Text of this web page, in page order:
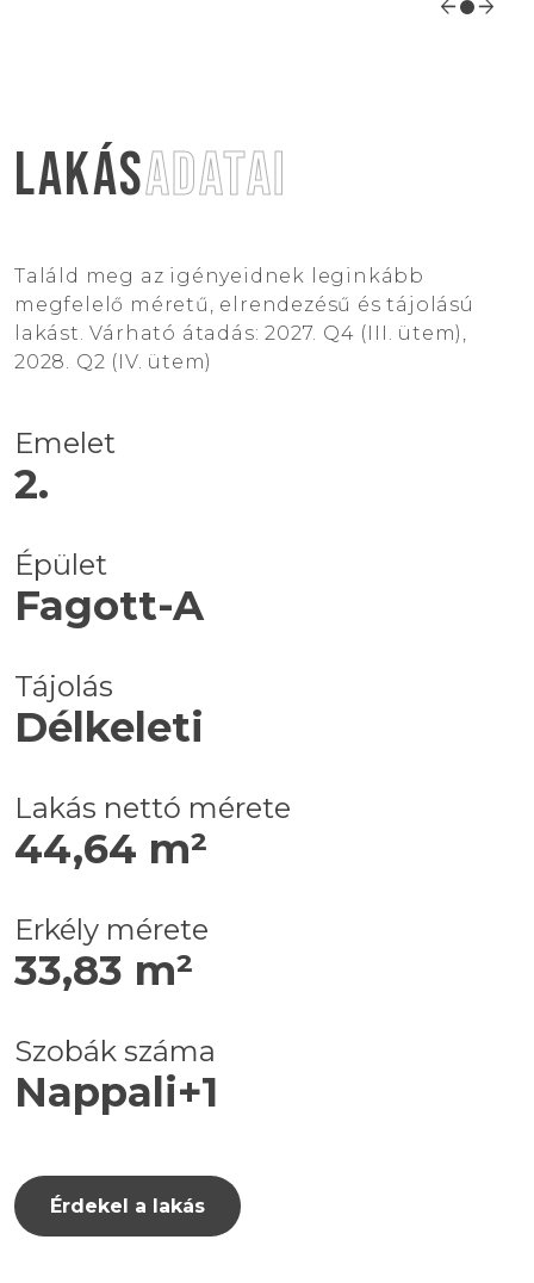
+36 1 203 7876
INFO@SISKIN.HU
arrow_back arrow_forward
LAKÁSADATAI
Találd meg az igényeidnek leginkább
megfelelő méretű, elrendezésű és tájolású
lakást. Várható átadás: 2027. Q4 (III. ütem),
2028. Q2 (IV. ütem)
Emelet
2.
Épület
Fagott-A
Tájolás
Délkeleti
Lakás nettó mérete
44,64 m²
Erkély mérete
33,83 m²
Szobák száma
Nappali+1
Érdekel a lakás